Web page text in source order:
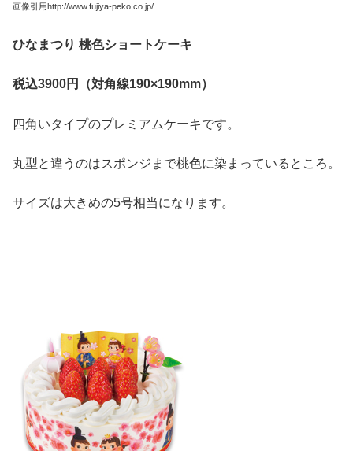
画像引用http://www.fujiya-peko.co.jp/
ひなまつり 桃色ショートケーキ
税込3900円（対角線190×190mm）
四角いタイプのプレミアムケーキです。
丸型と違うのはスポンジまで桃色に染まっているところ。
サイズは大きめの5号相当になります。